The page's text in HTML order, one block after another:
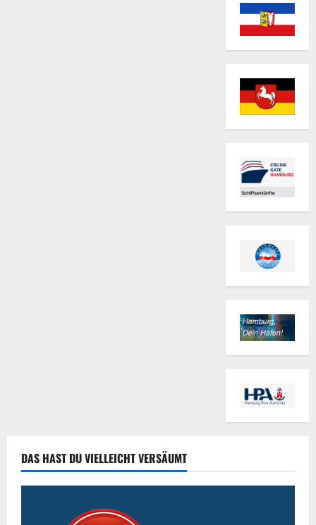
DAS HAST DU VIELLEICHT VERSÄUMT